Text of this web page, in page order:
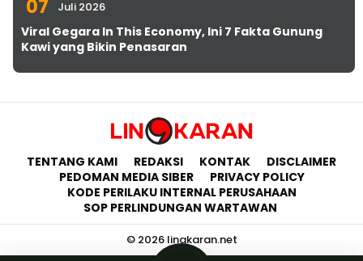
07 Juli 2026
Viral Gegara In This Economy, Ini 7 Fakta Gunung
Kawi yang Bikin Penasaran
TENTANG KAMI REDAKSI KONTAK
DISCLAIMER
PEDOMAN MEDIA SIBER
PRIVACY POLICY
KODE PERILAKU INTERNAL PERUSAHAAN
SOP PERLINDUNGAN WARTAWAN
© 2026 lingkaran.net